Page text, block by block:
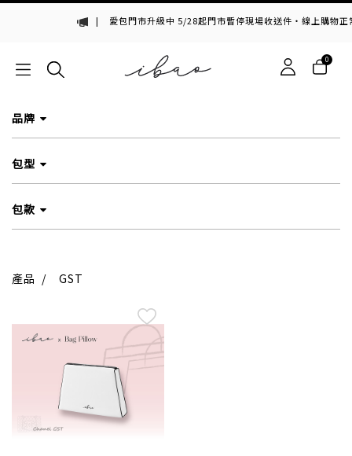
| 愛包門市升級中 5/28起門市暫停現場收送件・線上購物正
0
品牌
包型
包款
產品 / GST